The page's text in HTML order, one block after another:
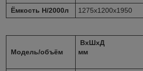
Ёмкость Н/2000л
1275х1200х1950
Модель/объём
ВхШхД
мм